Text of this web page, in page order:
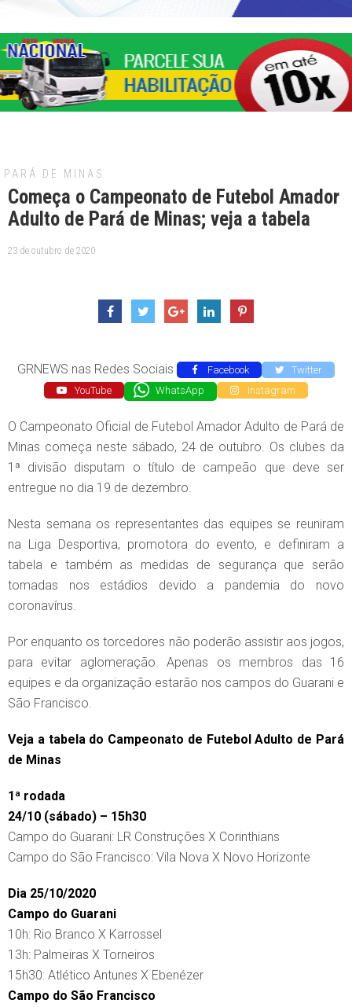
PARÁ DE MINAS
Começa o Campeonato de Futebol Amador
Adulto de Pará de Minas; veja a tabela
23 de outubro de 2020
GRNEWS nas Redes Sociais Facebook
Twitter
YouTube
WhatsApp Instagram
O Campeonato Oficial de Futebol Amador Adulto de Pará de
Minas começa neste sábado, 24 de outubro. Os clubes da
1ª divisão disputam o título de campeão que deve ser
entregue no dia 19 de dezembro.
Nesta semana os representantes das equipes se reuniram
na Liga Desportiva, promotora do evento, e definiram a
tabela e também as medidas de segurança que serão
tomadas nos estádios devido a pandemia do novo
coronavírus.
Por enquanto os torcedores não poderão assistir aos jogos,
para evitar aglomeração. Apenas os membros das 16
equipes e da organização estarão nos campos do Guarani e
São Francisco.
Veja a tabela do Campeonato de Futebol Adulto de Pará
de Minas
1ª rodada
24/10 (sábado) – 15h30
Campo do Guarani: LR Construções X Corinthians
Campo do São Francisco: Vila Nova X Novo Horizonte
Dia 25/10/2020
Campo do Guarani
10h: Rio Branco X Karrossel
13h: Palmeiras X Torneiros
15h30: Atlético Antunes X Ebenézer
Campo do São Francisco